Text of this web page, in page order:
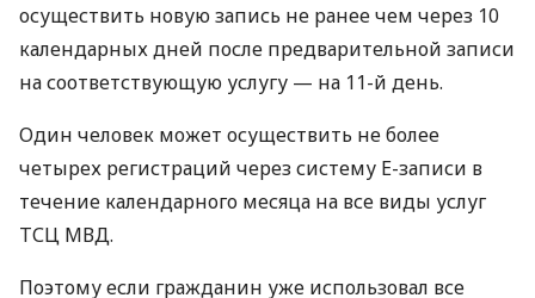
осуществить новую запись не ранее чем через 10
календарных дней после предварительной записи
на соответствующую услугу — на 11-й день.
Один человек может осуществить не более
четырех регистраций через систему Е-записи в
течение календарного месяца на все виды услуг
ТСЦ МВД.
Поэтому если гражданин уже использовал все